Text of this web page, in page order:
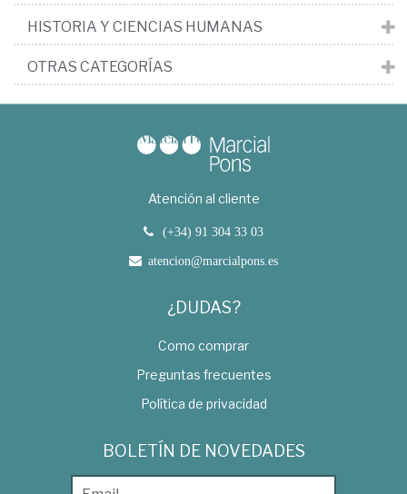
HISTORIA Y CIENCIAS HUMANAS
OTRAS CATEGORÍAS
Atención al cliente
(+34) 91 304 33 03
atencion@marcialpons.es
¿DUDAS?
Como comprar
Preguntas frecuentes
Política de privacidad
BOLETÍN DE NOVEDADES